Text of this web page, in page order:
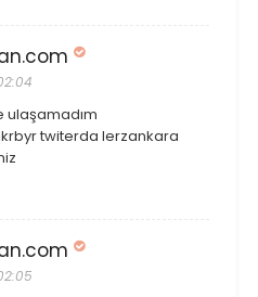
ulaşamadım
twiterda lerzankara